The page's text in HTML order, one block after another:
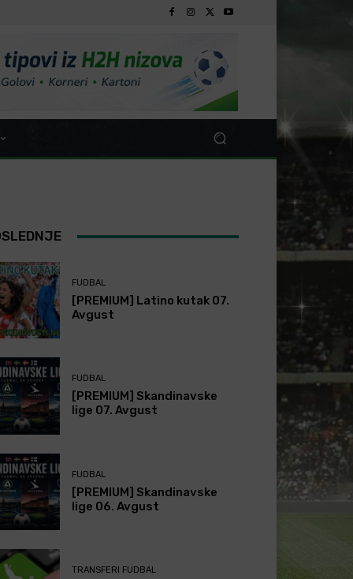
FUDBAL
[PREMIUM] Latino kutak 07.
Avgust
FUDBAL
[PREMIUM] Skandinavske
lige 07. Avgust
FUDBAL
[PREMIUM] Skandinavske
lige 06. Avgust
TRANSFERI FUDBAL